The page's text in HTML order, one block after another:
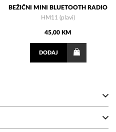
BEŽIČNI MINI BLUETOOTH RADIO
HM11 (plavi)
45,00 KM
DODAJ